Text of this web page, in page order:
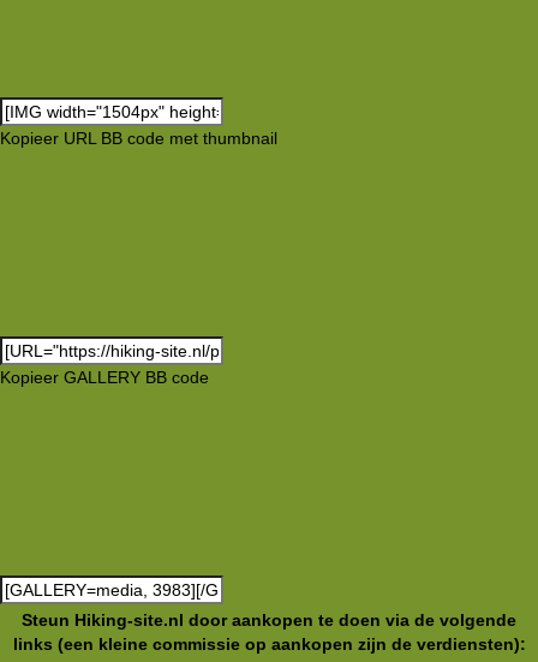
Kopieer URL BB code met thumbnail
Kopieer GALLERY BB code
Steun Hiking-site.nl door aankopen te doen via de volgende
links (een kleine commissie op aankopen zijn de verdiensten):